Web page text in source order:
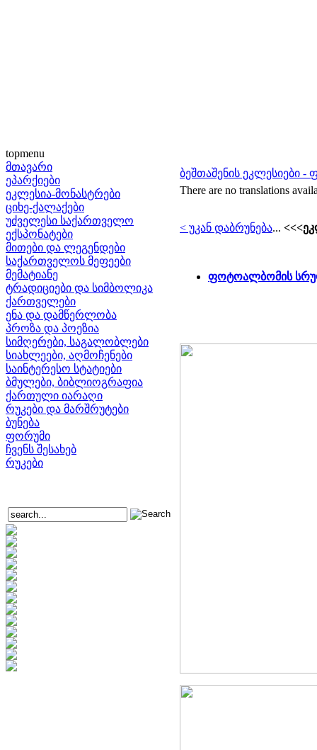
topmenu
მთავარი
ეპარქიები
ეკლესია-მონასტრები
ციხე-ქალაქები
უძველესი საქართველო
ექსპონატები
მითები და ლეგენდები
საქართველოს მეფეები
მემატიანე
ტრადიციები და სიმბოლიკა
ქართველები
ენა და დამწერლობა
პროზა და პოეზია
სიმღერები, საგალობლები
სიახლეები, აღმოჩენები
საინტერესო სტატიები
ბმულები, ბიბლიოგრაფია
ქართული იარაღი
რუკები და მარშრუტები
ბუნება
ფორუმი
ჩვენს შესახებ
რუკები
ბეშთაშენის ეკლესიები
There are no translations
< უკან დაბრუნება...
ფოტოალბომის